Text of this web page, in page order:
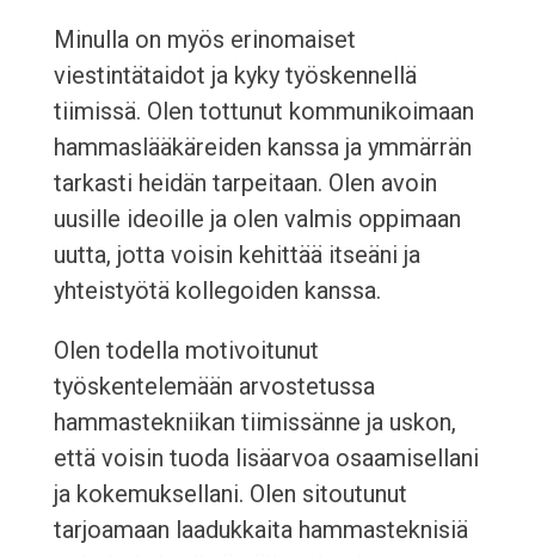
Minulla on myös erinomaiset
viestintätaidot ja kyky työskennellä
tiimissä. Olen tottunut kommunikoimaan
hammaslääkäreiden kanssa ja ymmärrän
tarkasti heidän tarpeitaan. Olen avoin
uusille ideoille ja olen valmis oppimaan
uutta, jotta voisin kehittää itseäni ja
yhteistyötä kollegoiden kanssa.
Olen todella motivoitunut
työskentelemään arvostetussa
hammastekniikan tiimissänne ja uskon,
että voisin tuoda lisäarvoa osaamisellani
ja kokemuksellani. Olen sitoutunut
tarjoamaan laadukkaita hammasteknisiä